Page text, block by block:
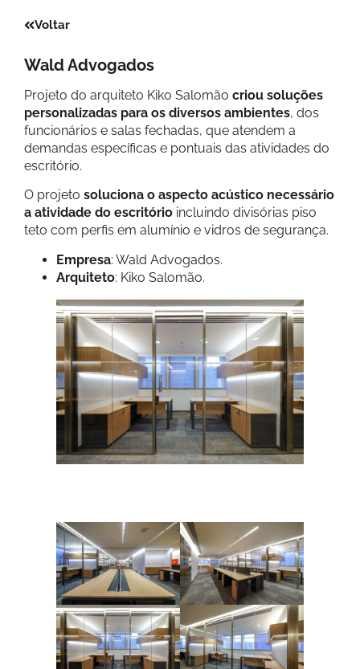
Voltar
Wald Advogados
Projeto do arquiteto Kiko Salomão criou soluções
personalizadas para os diversos ambientes, dos
funcionários e salas fechadas, que atendem a
demandas específicas e pontuais das atividades do
escritório.
O projeto soluciona o aspecto acústico necessário
a atividade do escritório incluindo divisórias piso
teto com perfis em alumínio e vidros de segurança.
Empresa: Wald Advogados.
Arquiteto: Kiko Salomão.